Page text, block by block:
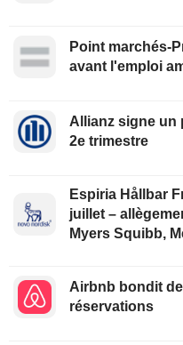
Point marchés-
avant l'emploi
Allianz signe un
2e trimestre
Espiria Hållbar
juillet –
Myers Squibb,
Airbnb bondit
réservations